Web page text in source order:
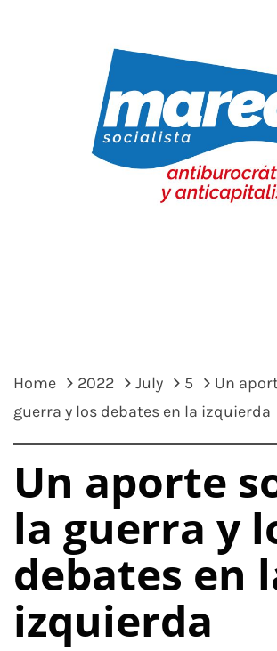
MAREA
Home 2022 July 5
Un
guerra y los debates en la izquierda
Un aporte
la guerra y
debates en
izquierda